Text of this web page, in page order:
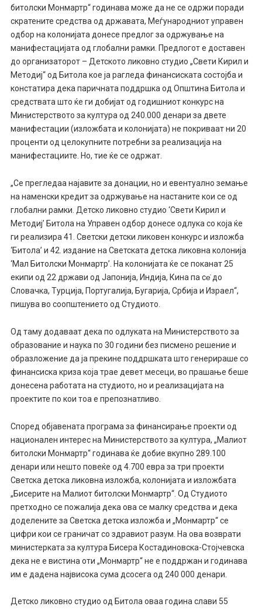
битолски Монмартр“ годинава може да не се одржи поради
скратените средства од државата, Меѓународниот управен
одбор на колонијата донесе предлог за одржување на
манифестацијата од глобални рамки. Предлогот е доставен
до организаторот – Детското ликовно студио „Свети Кирил и
Методиј“ од Битола кое ја рагледа финансиската состојба и
констатира дека паричната поддршка од Општина Битола и
средствата што ќе ги добијат од годишниот конкурс на
Министерството за култура од 240.000 денари за двете
манифестации (изложбата и колонијата) не покриваат ни 20
проценти од целокупните потребни за реализација на
манифестациите. Но, тие ќе се одржат.
„Се прегледаа најавите за донации, но и евентуално земање
на наменски кредит за одржување на настаните кои се од
глобални рамки. Детско ликовно студио ‘Свети Кирил и
Методиј’ Битола на Управен одбор донесе одлука со која ќе
ги реализира 41. Светски детски ликовен конкурс и изложба
‘Битола’ и 42. издание на Светската детска ликовна колонија
‘Мал Битолски Монмартр’. На колонијата ќе се поканат 25
екипи од 22 држави од Јапонија, Индија, Кина па се̍ до
Словачка, Турција, Португалија, Бугарија, Србија и Израел“,
пишува во соопштението од Студиото.
Од таму додаваат дека по одлуката на Министерството за
образование и наука по 30 години без писмено решение и
образложение да ја прекине поддршката што генерираше со
финансиска криза која трае девет месеци, во прашање беше
донесена работата на студиото, но и реализацијата на
проектите по кои тоа е препознатливо.
Според објавената програма за финансирање проекти од
национален интерес на Министерството за култура, „Малиот
битолски Монмартр“ годинава ќе добие вкупно 289.100
денари или нешто повеќе од 4.700 евра за три проекти
Светска детска ликовна изложба, колонијата и изложбата
„Бисерите на Малиот битолски Монмартр“. Од Студиото
претходно се пожалија дека ова се малку средства и дека
доделените за Светска детска изложба и „Монмартр“ се
цифри кои се граничат со здравиот разум. На ова возврати
министерката за култура Бисера Костадиновска-Стојчевска
дека не е вистина оти „Монмартр“ не е поддржан и годинава
им е дадена највисока сума дсосега од 240 000 денари.
Детско ликовно студио од Битола оваа година слави 55